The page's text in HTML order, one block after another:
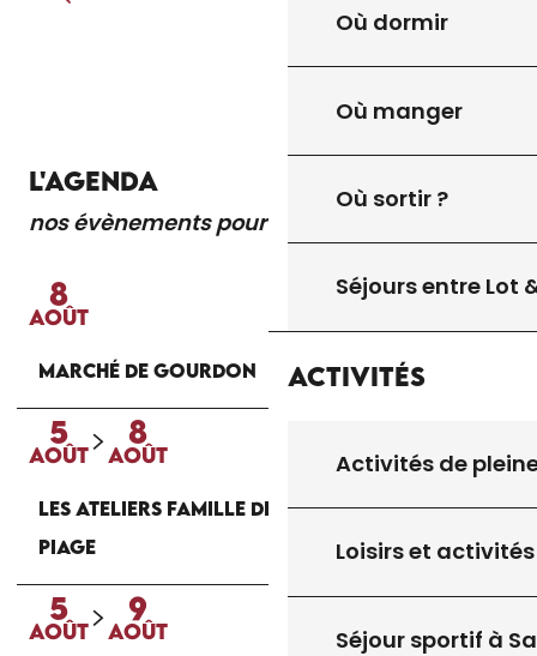
Où dormir
Où manger
Où sortir ?
Séjours entre Lot
Activités
Activités de
Loisirs et activités
Séjour sportif à
L'AGENDA
nos évènements pour vous
Lire la suite
8
AOÛT
MARCHÉ DE GOURDON
5
AOÛT
8
AOÛT
LES ATELIERS FAMILLE DE LA MAISON DU
PIAGE
5
AOÛT
9
AOÛT